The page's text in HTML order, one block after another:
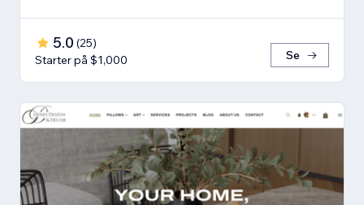
5.0 (25)
Starter på $1,000
Se